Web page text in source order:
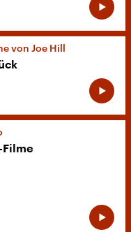
von Joe Hill
Filme